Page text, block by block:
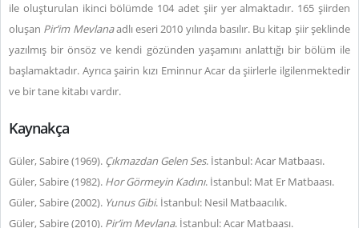
ile oluşturulan ikinci bölümde 104 adet şiir yer almaktadır. 165 şiirden
oluşan Pir’im Mevlanaadlı eseri 2010 yılında basılır. Bu kitap şiir şeklinde
yazılmış bir önsöz ve kendi gözünden yaşamını anlattığı bir bölüm ile
başlamaktadır. Ayrıca şairin kızı Eminnur Acar da şiirlerle ilgilenmektedir
ve bir tane kitabı vardır.
Kaynakça
Güler, Sabire (1969). Çıkmazdan Gelen Ses. İstanbul: Acar Matbaası.
Güler, Sabire (1982). Hor Görmeyin Kadını. İstanbul: Mat Er Matbaası.
Güler, Sabire (2002). Yunus Gibi. İstanbul: Nesil Matbaacılık.
Güler, Sabire (2010). Pir’im Mevlana. İstanbul: Acar Matbaası.